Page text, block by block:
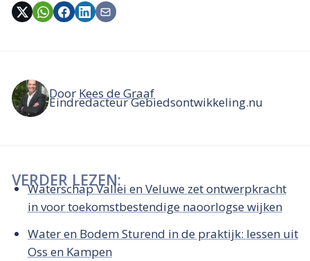
Door Kees de Graaf
Eindredacteur Gebiedsontwikkeling.nu
VERDER LEZEN:
Waterschap Vallei en Veluwe zet ontwerpkracht
in voor toekomstbestendige naoorlogse wijken
Water en Bodem Sturend in de praktijk: lessen uit
Oss en Kampen